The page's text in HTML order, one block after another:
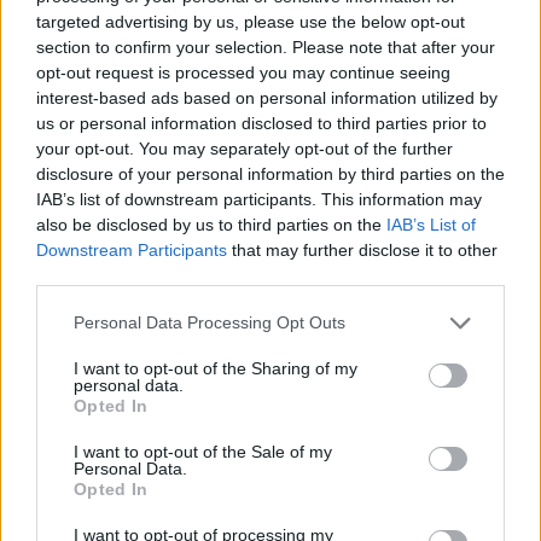
targeted advertising by us, please use the below opt-out
section to confirm your selection. Please note that after your
opt-out request is processed you may continue seeing
interest-based ads based on personal information utilized by
us or personal information disclosed to third parties prior to
your opt-out. You may separately opt-out of the further
disclosure of your personal information by third parties on the
IAB’s list of downstream participants. This information may
also be disclosed by us to third parties on the IAB’s List of
Downstream Participants that may further disclose it to other
Please note that this website/app uses one or more Google
not limited to your visit or usage behaviour. You may click to
grant or deny consent to Google and its third-party tags to
use your data for below specified purposes in below Google
consent section.
Personal Data Processing Opt Outs
I want to opt-out of the Sharing of my
personal data.
Opted In
I want to opt-out of the Sale of my
Personal Data.
Opted In
I want to opt-out of processing my
adecuada).
5.) La malaria no es una preocupación tan
grande como se piensa aquí.
La mayoría de la gente simplemente piensa que
África, es igual a riesgo de malaria, pero el
riesgo puede ser bastante bajo en muchos
muchas precauciones para ayudar a evitarlo (es
malo para los negocios si la gente se va a casa
enferma) y existe el hecho de que los mosquitos
tienden a estar activos durante la noche, no
durante el día, por lo que es probable que no te
muerdan.